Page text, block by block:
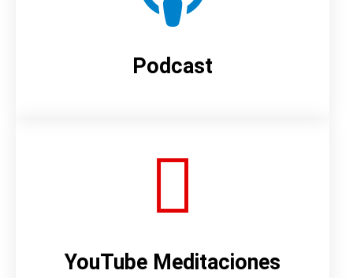
Podcast
YouTube Meditaciones